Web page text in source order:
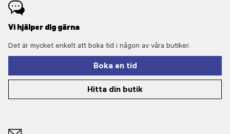
Vi hjälper dig gärna
Det är mycket enkelt att boka tid i någon av våra butiker.
Boka en tid
Hitta din butik